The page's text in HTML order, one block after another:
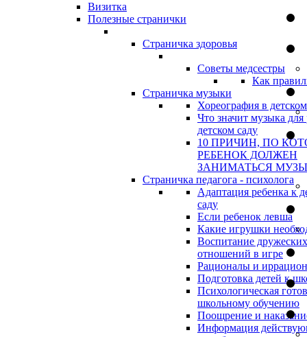
Визитка
Полезные странички
Страничка здоровья
Советы медсестры
Как
Страничка музыки
Хореография в
Что значит музыка для
детском саду
10 ПРИЧИН, ПО
РЕБЕНОК ДОЛЖЕН
ЗАНИМАТЬСЯ
Страничка педагога - психолога
Адаптация ребенка к
саду
Если ребенок левша
Какие игрушки
Воспитание дружеских
отношений в игре
Рационалы и
Подготовка детей к
Психологическая
школьному обучению
Поощрение и
Информация